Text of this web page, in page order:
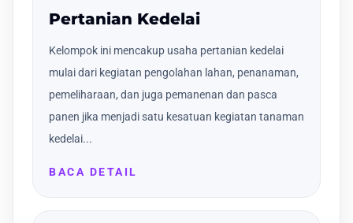
Pertanian Kedelai
Kelompok ini mencakup usaha pertanian kedelai
mulai dari kegiatan pengolahan lahan, penanaman,
pemeliharaan, dan juga pemanenan dan pasca
panen jika menjadi satu kesatuan kegiatan tanaman
kedelai...
BACA DETAIL